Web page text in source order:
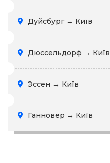
Дуйсбург → Київ
Дюссельдорф → Київ
Эссен → Київ
Ганновер → Київ